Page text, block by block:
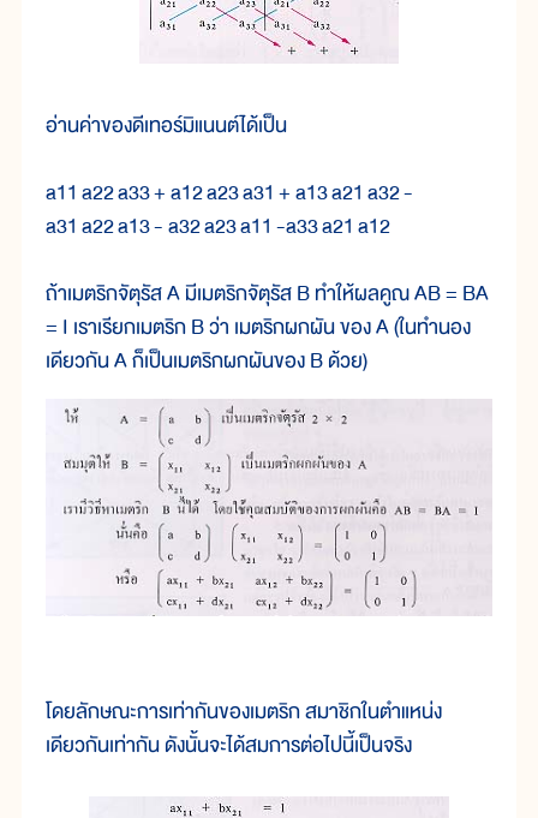
อ่านค่าของดีเทอร์มิแนนต์ได้เป็น
a11 a22 a33 + a12 a23 a31 + a13 a21 a32 -
a31 a22 a13 - a32 a23 a11 -a33 a21 a12
ถ้าเมตริกจัตุรัส A มีเมตริกจัตุรัส B ทำให้ผลคูณ AB = BA
= I เราเรียกเมตริก B ว่า เมตริกผกผัน ของ A (ในทำนอง
เดียวกัน A ก็เป็นเมตริกผกผันของ B ด้วย)
โดยลักษณะการเท่ากันของเมตริก สมาชิกในตำแหน่ง
เดียวกันเท่ากัน ดังนั้นจะได้สมการต่อไปนี้เป็นจริง